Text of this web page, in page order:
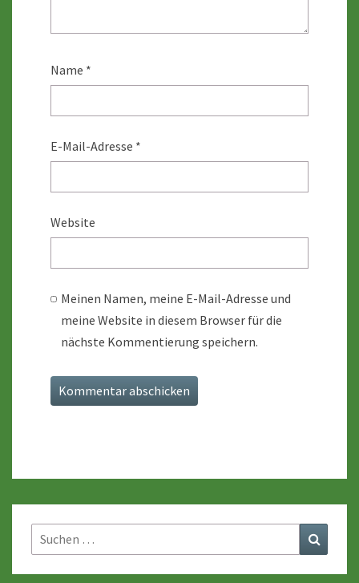
Name *
E-Mail-Adresse *
Website
Meinen Namen, meine E-Mail-Adresse und
meine Website in diesem Browser für die
nächste Kommentierung speichern.
Suche
nach: